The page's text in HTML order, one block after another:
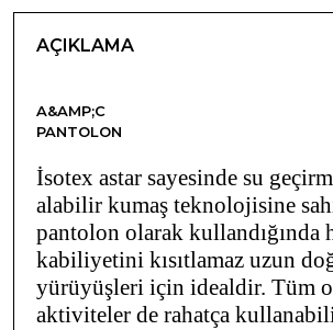
AÇIKLAMA
A&AMP;C
PANTOLON
İsotex astar sayesinde su
alabilir kumaş teknolojisine
pantolon olarak kullandığında
kabiliyetini kısıtlamaz uzun
yürüyüşleri için idealdir. Tüm
aktiviteler de rahatça